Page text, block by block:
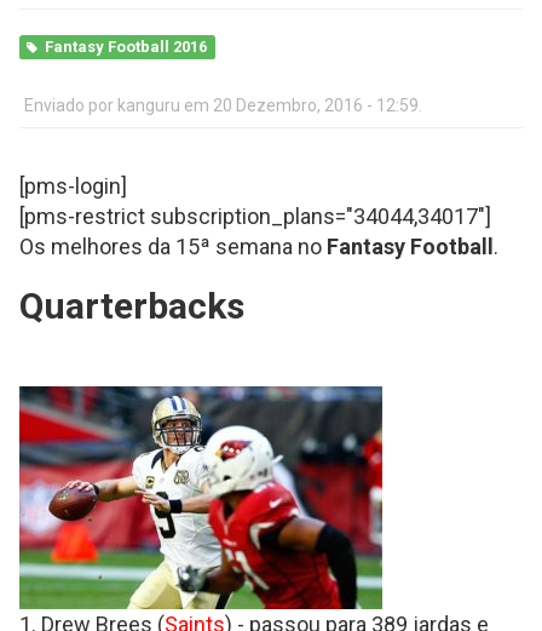
Fantasy Football 2016
Enviado por kanguru em 20 Dezembro, 2016 - 12:59.
[pms-login]
[pms-restrict subscription_plans="34044,34017"]
Os melhores da 15ª semana no Fantasy Football .
Quarterbacks
1. Drew Brees (Saints) - passou para 389 jardas e